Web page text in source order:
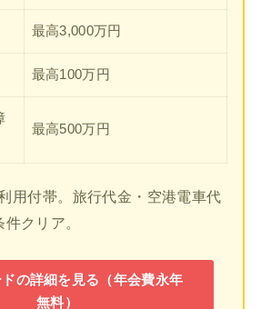
最高3,000万円
最高100万円
最高500万円
用付帯。旅行代金・空港電車代
クリア。
の詳細を見る（年会費永年
無料）